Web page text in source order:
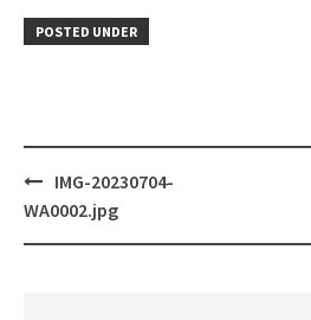
POSTED UNDER
Post
navigation
IMG-20230704-
WA0002.jpg